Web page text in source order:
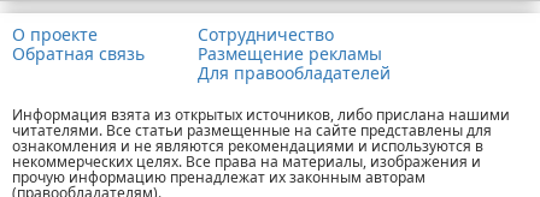
О проекте
Обратная связь
Сотрудничество
Размещение рекламы
Для правообладателей
Информация взята из открытых источников, либо прислана нашими
читателями. Все статьи размещенные на сайте представлены для
ознакомления и не являются рекомендациями и используются в
некоммерческих целях. Все права на материалы, изображения и
прочую информацию пренадлежат их законным авторам